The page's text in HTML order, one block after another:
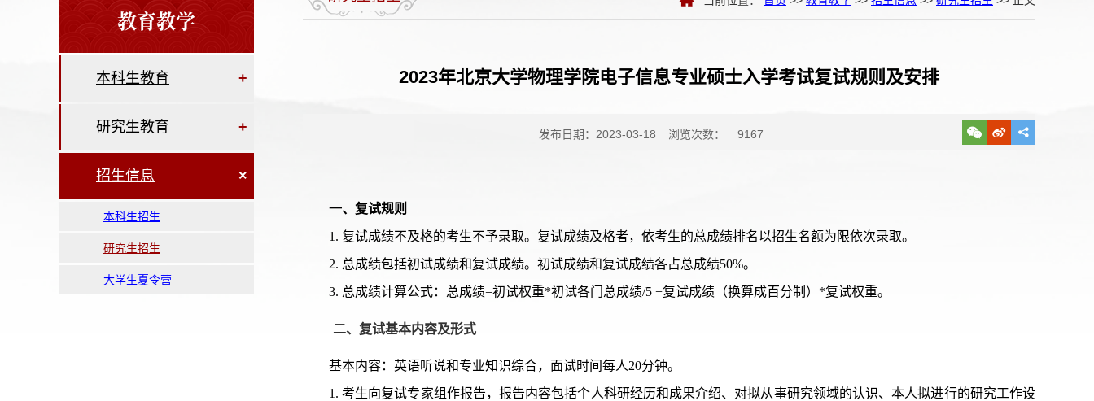
教育教学
本科生教育 +
研究生教育 +
招生信息 ×
本科生招生
研究生招生
大学生夏令营
2023年北京大学物理学院电子信息专业硕士入学考试复试规则及安排
发布日期：2023-03-18 浏览次数： 9167
一、复试规则
1. 复试成绩不及格的考生不予录取。复试成绩及格者，依考生的总成绩排名以招生名额为限依次录取。
2. 总成绩包括初试成绩和复试成绩。初试成绩和复试成绩各占总成绩50%。
3. 总成绩计算公式：总成绩=初试权重*初试各门总成绩/5 +复试成绩（换算成百分制）*复试权重。
二、复试基本内容及形式
基本内容：英语听说和专业知识综合，面试时间每人20分钟。
1. 考生向复试专家组作报告，报告内容包括个人科研经历和成果介绍、对拟从事研究领域的认识、本人拟进行的研究工作设